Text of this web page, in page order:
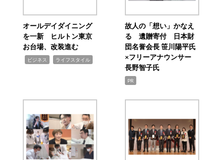
オールデイダイニング
を一新 ヒルトン東京
お台場、改装進む
ビジネス ライフスタイル
故人の「想い」かなえ
る 遺贈寄付 日本財
団名誉会長 笹川陽平氏
×フリーアナウンサー
長野智子氏
PR